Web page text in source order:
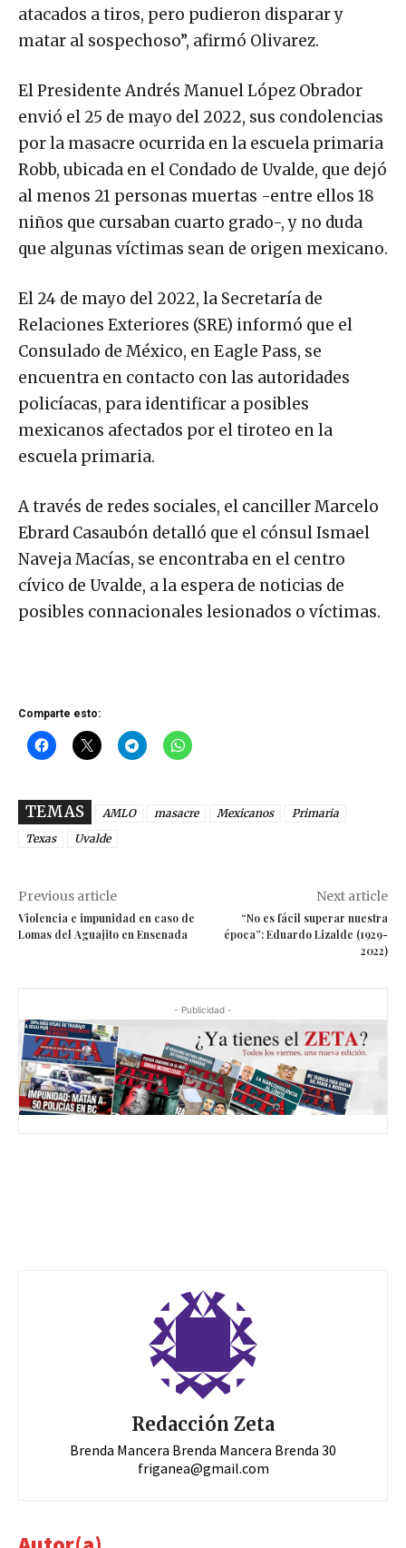
atacados a tiros, pero pudieron disparar y
matar al sospechoso”, afirmó Olivarez.
El Presidente Andrés Manuel López Obrador
envió el 25 de mayo del 2022, sus condolencias
por la masacre ocurrida en la escuela primaria
Robb, ubicada en el Condado de Uvalde, que dejó
al menos 21 personas muertas -entre ellos 18
niños que cursaban cuarto grado-, y no duda
que algunas víctimas sean de origen mexicano.
El 24 de mayo del 2022, la Secretaría de
Relaciones Exteriores (SRE) informó que el
Consulado de México, en Eagle Pass, se
encuentra en contacto con las autoridades
policíacas, para identificar a posibles
mexicanos afectados por el tiroteo en la
escuela primaria.
A través de redes sociales, el canciller Marcelo
Ebrard Casaubón detalló que el cónsul Ismael
Naveja Macías, se encontraba en el centro
cívico de Uvalde, a la espera de noticias de
posibles connacionales lesionados o víctimas.
Comparte esto:
TEMAS AMLO masacre Mexicanos
Primaria
Texas
Uvalde
Previous article
Violencia e impunidad en caso de
Lomas del Aguajito en Ensenada
Next article
“No es fácil superar nuestra
época”: Eduardo Lizalde (1929-
2022)
- Publicidad -
Redacción Zeta
Brenda Mancera Brenda Mancera Brenda 30
friganea@gmail.com